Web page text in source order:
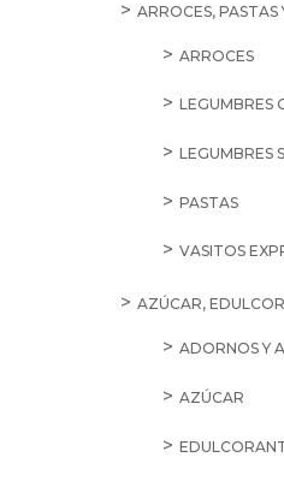
ARROCES, PASTAS
ARROCES
LEGUMBRES
LEGUMBRES
PASTAS
VASITOS
AZÚCAR,
ADORNOS Y
AZÚCAR